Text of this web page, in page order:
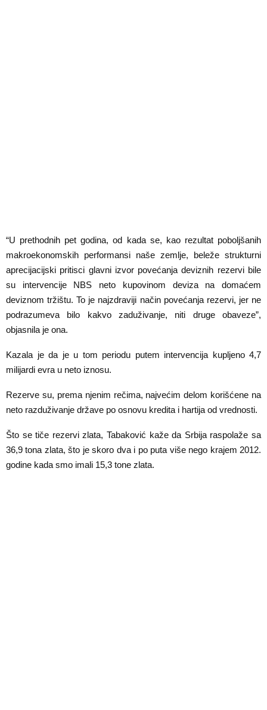
“U prethodnih pet godina, od kada se, kao rezultat poboljšanih
makroekonomskih performansi naše zemlje, beleže strukturni
aprecijacijski pritisci glavni izvor povećanja deviznih rezervi bile
su intervencije NBS neto kupovinom deviza na domaćem
deviznom tržištu. To je najzdraviji način povećanja rezervi, jer ne
podrazumeva bilo kakvo zaduživanje, niti druge obaveze”,
objasnila je ona.
Kazala je da je u tom periodu putem intervencija kupljeno 4,7
milijardi evra u neto iznosu.
Rezerve su, prema njenim rečima, najvećim delom korišćene na
neto razduživanje države po osnovu kredita i hartija od vrednosti.
Što se tiče rezervi zlata, Tabaković kaže da Srbija raspolaže sa
36,9 tona zlata, što je skoro dva i po puta više nego krajem 2012.
godine kada smo imali 15,3 tone zlata.